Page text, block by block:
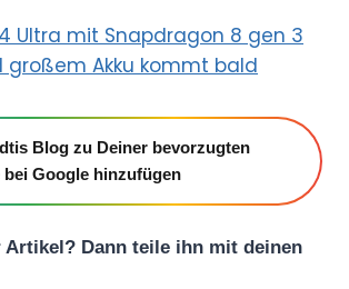
Ultra mit Snapdragon 8 gen 3
großem Akku kommt bald
Blog zu Deiner bevorzugten
bei Google hinzufügen
Dann teile ihn mit deinen